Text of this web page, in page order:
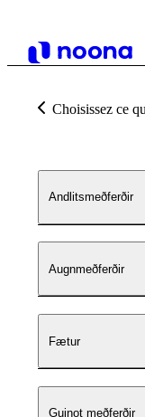
Choisissez ce
Andlitsmeðferðir
Augnmeðferðir
Fætur
Guinot meðferðir